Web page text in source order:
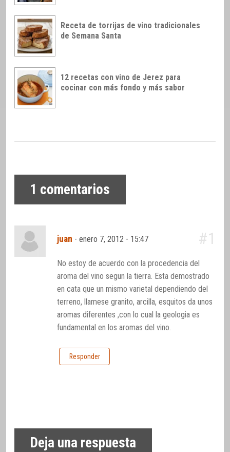
Receta de torrijas de vino tradicionales
de Semana Santa
12 recetas con vino de Jerez para
cocinar con más fondo y más sabor
1 comentarios
juan -enero 7, 2012 - 15:47 #1
No estoy de acuerdo con la procedencia del
aroma del vino segun la tierra. Esta demostrado
en cata que un mismo varietal dependiendo del
terreno, llamese granito, arcilla, esquitos da unos
aromas diferentes ,con lo cual la geologia es
fundamental en los aromas del vino.
Responder
Deja una respuesta